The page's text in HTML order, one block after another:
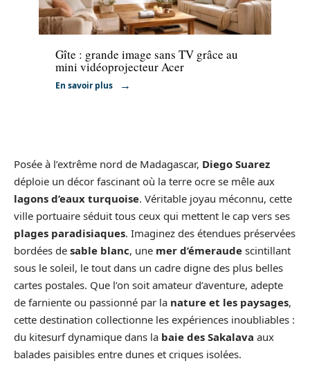
Hébergement
Gîte : grande image sans TV grâce au
mini vidéoprojecteur Acer
En savoir plus
Posée à l’extrême nord de Madagascar, Diego Suarez
déploie un décor fascinant où la terre ocre se mêle aux
lagons d’eaux turquoise. Véritable joyau méconnu, cette
ville portuaire séduit tous ceux qui mettent le cap vers ses
plages paradisiaques. Imaginez des étendues préservées
bordées de sable blanc, une mer d’émeraude scintillant
sous le soleil, le tout dans un cadre digne des plus belles
cartes postales. Que l’on soit amateur d’aventure, adepte
de farniente ou passionné par la nature et les paysages,
cette destination collectionne les expériences inoubliables :
du kitesurf dynamique dans la baie des Sakalava aux
balades paisibles entre dunes et criques isolées.